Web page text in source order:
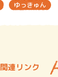
ゆっきゅん
関連リンク